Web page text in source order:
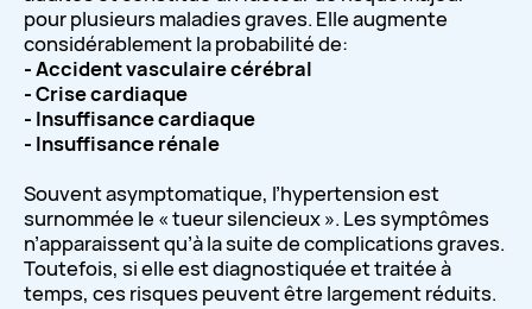
pour plusieurs maladies graves. Elle augmente
considérablement la probabilité de:
- Accident vasculaire cérébral
- Crise cardiaque
- Insuffisance cardiaque
- Insuffisance rénale
Souvent asymptomatique, l’hypertension est
surnommée le « tueur silencieux ». Les symptômes
n’apparaissent qu’à la suite de complications graves.
Toutefois, si elle est diagnostiquée et traitée à
temps, ces risques peuvent être largement réduits.